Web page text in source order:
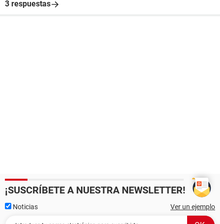
3 respuestas
¡SUSCRÍBETE A NUESTRA NEWSLETTER!
Noticias Ver un ejemplo